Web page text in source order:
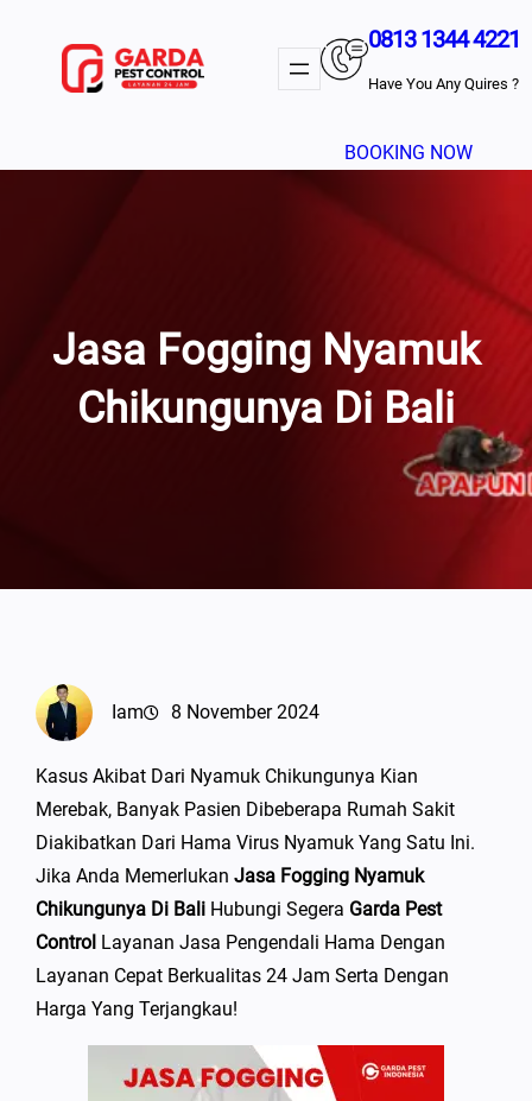
0813 1344 4221
Have You Any Quires ?
BOOKING NOW
Jasa Fogging Nyamuk
Chikungunya Di Bali
Iam 8 November 2024
Kasus Akibat Dari Nyamuk Chikungunya Kian
Merebak, Banyak Pasien Dibeberapa Rumah Sakit
Diakibatkan Dari Hama Virus Nyamuk Yang Satu Ini.
Jika Anda Memerlukan Jasa Fogging Nyamuk
Chikungunya Di Bali Hubungi Segera Garda Pest
Control Layanan Jasa Pengendali Hama Dengan
Layanan Cepat Berkualitas 24 Jam Serta Dengan
Harga Yang Terjangkau!